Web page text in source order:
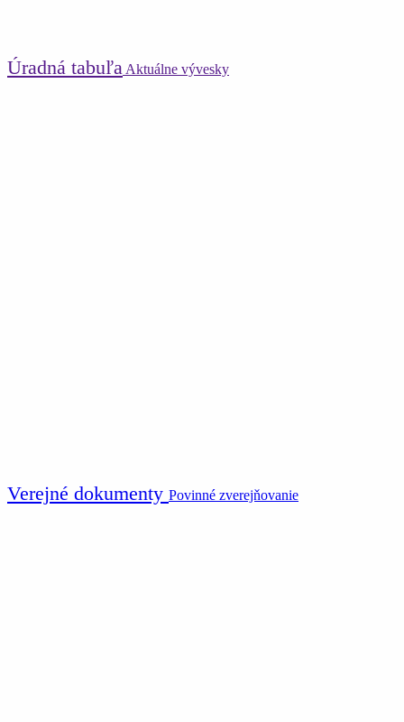
Úradná tabuľa Aktuálne vývesky
Verejné dokumenty Povinné zverejňovanie